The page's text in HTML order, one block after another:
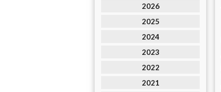
2026
2025
2024
2023
2022
2021